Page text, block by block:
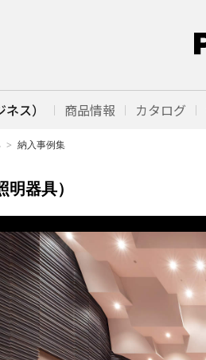
ス） 商品情報 カタログ
納入事例集
明器具）